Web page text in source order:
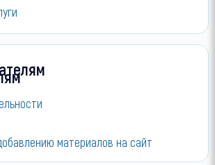
материалов на сайт